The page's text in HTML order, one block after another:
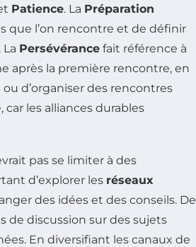
Patience. La Préparation
que l’on rencontre et de définir
Persévérance fait référence à
après la première rencontre, en
d’organiser des rencontres
car les alliances durables
pas se limiter à des
d’explorer les réseaux
des idées et des conseils. De
de discussion sur des sujets
En diversifiant les canaux de